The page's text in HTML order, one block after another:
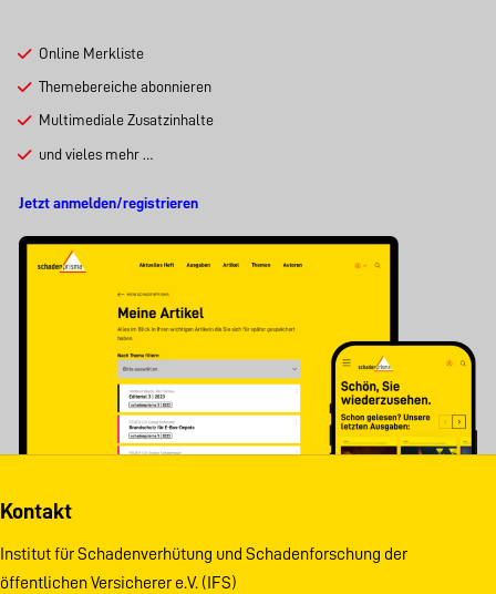
Online Merkliste
Themebereiche abonnieren
Multimediale Zusatzinhalte
und vieles mehr …
Jetzt anmelden/registrieren
Kontakt
Institut für Schadenverhütung und Schadenforschung der
öffentlichen Versicherer e.V. (IFS)